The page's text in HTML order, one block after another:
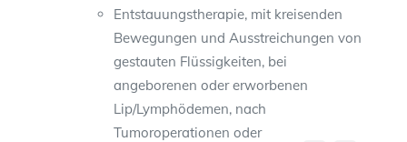
Entstauungstherapie, mit kreisenden
Bewegungen und Ausstreichungen von
gestauten Flüssigkeiten, bei
angeborenen oder erworbenen
Lip/Lymphödemen, nach
Tumoroperationen oder